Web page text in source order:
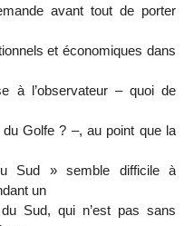
avant tout de porter
et économiques dans
à l’observateur – quoi de
Golfe ? –, au point que la
Sud » semble difficile à
un
Sud, qui n’est pas sans